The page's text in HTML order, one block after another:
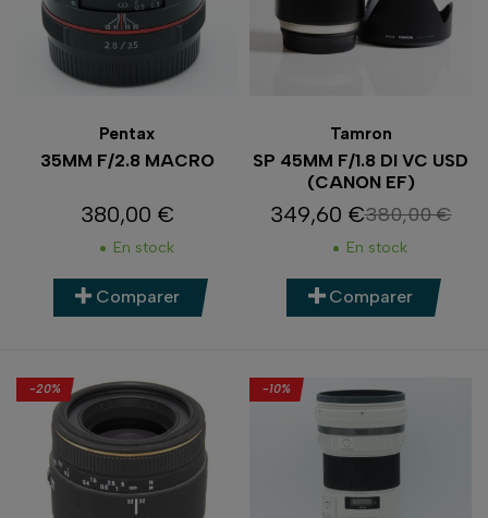
Pentax
35MM F/2.8 MACRO
Prix
380,00 €
En stock
Comparer
Tamron
SP 45MM F/1.8 DI VC USD
(CANON EF)
Prix
349,60 €Prix de base
380,00 €
En stock
Comparer
-20% -10%